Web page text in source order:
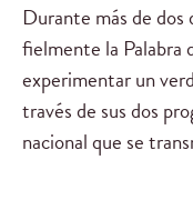
Durante más de dos
fielmente la Palabra
experimentar un
través de sus dos
nacional que se